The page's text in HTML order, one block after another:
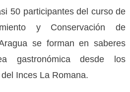
50 participantes del curso de
y Conservación de
se forman en saberes
gastronómica desde los
Inces La Romana.